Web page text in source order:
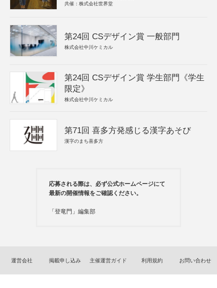
共催：株式会社世界堂
第24回 CSデザイン賞 一般部門
株式会社中川ケミカル
第24回 CSデザイン賞 学生部門《学生
限定》
株式会社中川ケミカル
第71回 喜多方発感じる漢字あそび
漢字のまち喜多方
応募される際は、必ず公式ホームページにて
最新の開催情報をご確認ください。
「登竜門」編集部
運営会社 掲載申し込み 主催運営ガイド 利用規約 お問い合わせ